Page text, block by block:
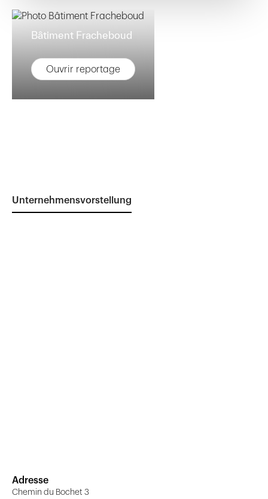
Bâtiment Fracheboud
Ouvrir reportage
Unternehmensvorstellung
Adresse
Chemin du Bochet 3